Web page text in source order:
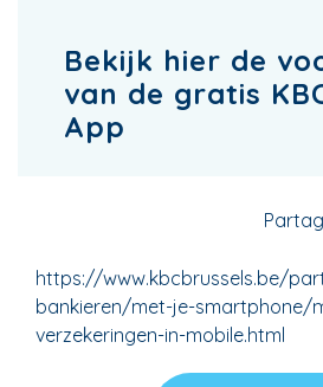
Bekijk hier de
van de gratis
App
https://www.kbcbrussels.be/
bankieren/met-je-smartphone/
verzekeringen-in-mobile.html